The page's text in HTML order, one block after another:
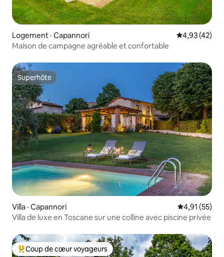
Logement · Capannori Note
4,93 (42)
Maison de campagne agréable et confortable
Superhôte
Superhôte
Villa · Capannori Note
4,91 (55)
Villa de luxe en Toscane sur une colline avec piscine privée
Coup de cœur voyageurs parmi les plus aimés
Coup de cœur voyageurs